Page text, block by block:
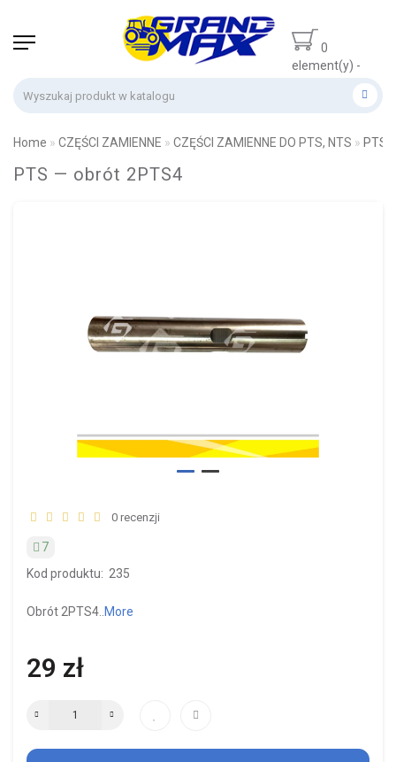
0
element(y) -
Home CZĘŚCI ZAMIENNE CZĘŚCI ZAMIENNE DO PTS, NTS PTS
PTS — obrót 2PTS4
0 recenzji
7
Kod produktu: 235
Obrót 2PTS4.. More
29 zł